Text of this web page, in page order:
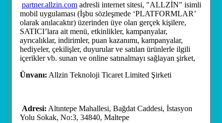
partner.allzin.com adresli internet sitesi, "ALLZİN" isimli
mobil uygulaması (İşbu sözleşmede ‘PLATFORMLAR’
olarak anılacaktır) üzerinden üye olan gerçek kişilere,
SATICI’lara ait menü, etkinlikler, kampanyalar,
ayrıcalıklar, indirimler, puan kazanımı, kampanyalar,
hediyeler, çekilişler, duyurular ve satılan ürünlerle ilgili
içerikler vb. sunan ve online satınalmayı sağlayan şirket,
Ünvanı: Allzin Teknoloji Ticaret Limited Şirketi
Adresi: Altıntepe Mahallesi, Bağdat Caddesi, İstasyon
Yolu Sokak, No:3, 34840, Maltepe